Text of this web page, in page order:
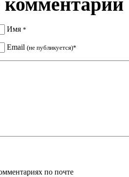
Имя *
Email (не публикуется)*
по почте